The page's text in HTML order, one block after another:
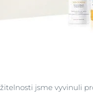
DermoPure Clinical
Hyaluron-Filler -
Sluneční ochrana
jsme vyvinuli